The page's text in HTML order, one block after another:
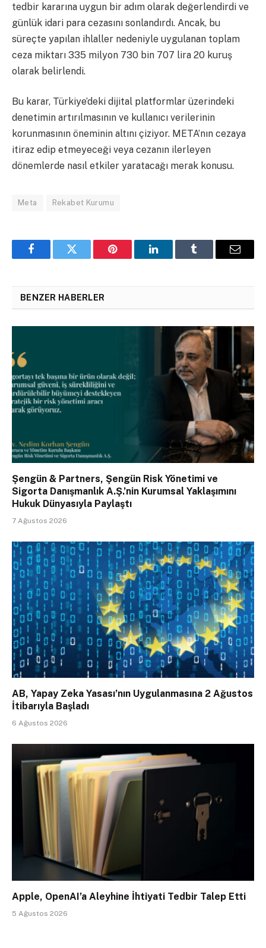
tedbir kararına uygun bir adım olarak değerlendirdi ve
günlük idari para cezasını sonlandırdı. Ancak, bu
süreçte yapılan ihlaller nedeniyle uygulanan toplam
ceza miktarı 335 milyon 730 bin 707 lira 20 kuruş
olarak belirlendi.
Bu karar, Türkiye’deki dijital platformlar üzerindeki
denetimin artırılmasının ve kullanıcı verilerinin
korunmasının öneminin altını çiziyor. META’nın cezaya
itiraz edip etmeyeceği veya cezanın ilerleyen
dönemlerde nasıl etkiler yaratacağı merak konusu.
Meta Rekabet Kurumu
FacebookTwitter Pinterest LinkedInTumblr Email
BENZER HABERLER
Şengün & Partners, Şengün Risk Yönetimi ve
Sigorta Danışmanlık A.Ş.’nin Kurumsal Yaklaşımını
Hukuk Dünyasıyla Paylaştı
7 Ağustos 2026
AB, Yapay Zeka Yasası’nın Uygulanmasına 2 Ağustos
İtibarıyla Başladı
6 Ağustos 2026
Apple, OpenAI’a Aleyhine İhtiyati Tedbir Talep Etti
5 Ağustos 2026